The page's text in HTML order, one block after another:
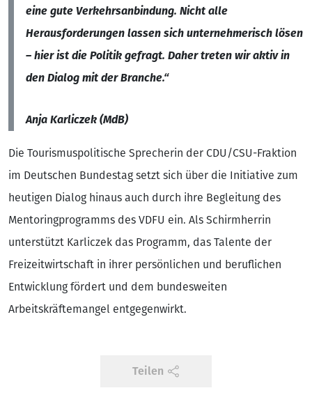
eine gute Verkehrsanbindung. Nicht alle
Herausforderungen lassen sich unternehmerisch lösen
– hier ist die Politik gefragt. Daher treten wir aktiv in
den Dialog mit der Branche.“
Anja Karliczek (MdB)
Die Tourismuspolitische Sprecherin der CDU/CSU-Fraktion
im Deutschen Bundestag setzt sich über die Initiative zum
heutigen Dialog hinaus auch durch ihre Begleitung des
Mentoringprogramms des VDFU ein. Als Schirmherrin
unterstützt Karliczek das Programm, das Talente der
Freizeitwirtschaft in ihrer persönlichen und beruflichen
Entwicklung fördert und dem bundesweiten
Arbeitskräftemangel entgegenwirkt.
Teilen